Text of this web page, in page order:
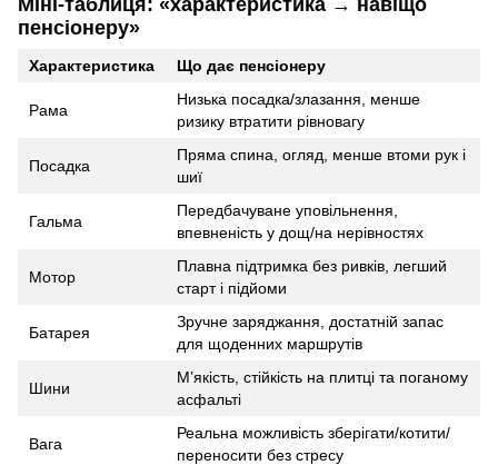
пенсіонеру»
Характеристика Що дає пенсіонеру
Рама
Низька посадка/злазання, менше
ризику втратити рівновагу
Посадка
Пряма спина, огляд, менше втоми рук і
шиї
Гальма
Передбачуване уповільнення,
впевненість у дощ/на нерівностях
Мотор
Плавна підтримка без ривків, легший
старт і підйоми
Батарея
Зручне заряджання, достатній запас
для щоденних маршрутів
Шини
М’якість, стійкість на плитці та поганому
асфальті
Вага
Реальна можливість зберігати/котити/
переносити без стресу